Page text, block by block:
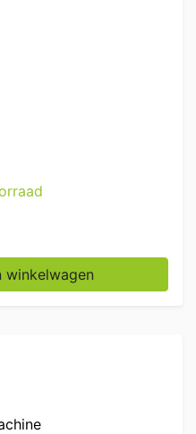
Espressomachine
winkelwagen